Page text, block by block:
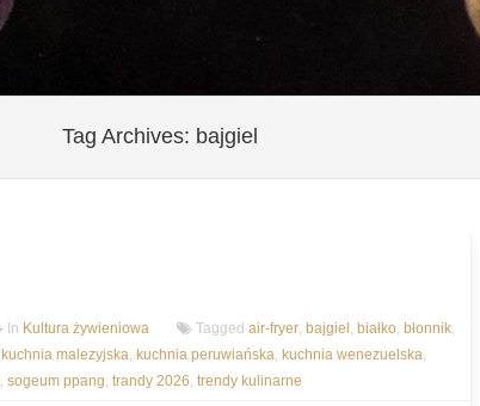
Tag Archives: bajgiel
In Kultura żywieniowa Tagged air-fryer, bajgiel , białko, błonnik,
kuchnia malezyjska, kuchnia peruwiańska, kuchnia wenezuelska,
, sogeum ppang, trandy 2026, trendy kulinarne